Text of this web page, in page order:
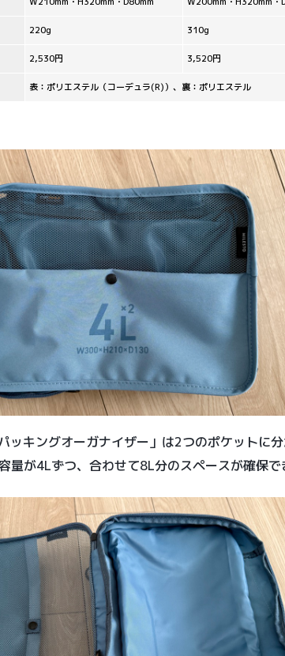
220g 310g
2,530円 3,520円
表：ポリエステル（コーデュラ(R)）、裏：ポリエステル
ッキングオーガナイザー」は2つのポケットに分
量が4Lずつ、合わせて8L分のスペースが確保で